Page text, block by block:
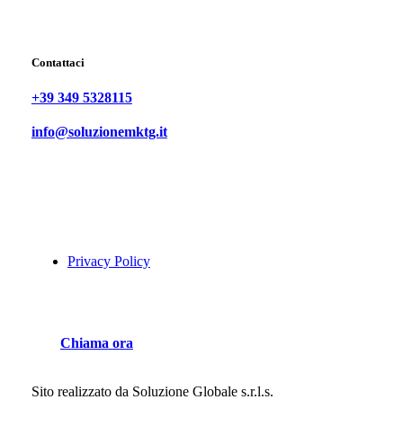
Contattaci
+39 349 5328115
info@soluzionemktg.it
Privacy Policy
Chiama ora
Sito realizzato da Soluzione Globale s.r.l.s.